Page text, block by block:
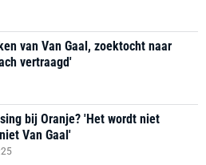
van Van Gaal, zoektocht naar
vertraagd'
bij Oranje? 'Het wordt niet
Van Gaal'